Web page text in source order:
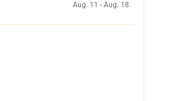
Aug. 11 - Aug. 18